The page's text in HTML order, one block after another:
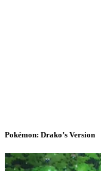
Pokémon: Drako’s Version